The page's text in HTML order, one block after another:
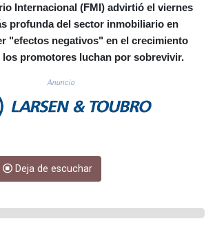
DKK 7.476127
DOP 67.346134
DZD 153.688915
EGP 57.556612
FJD 2.553413
GGP 0.859298
GHS 13.596763
GMD 84.981404
Internacional (FMI) advirtió el viernes
profunda del sector inmobiliario en
"efectos negativos" en el crecimiento
los promotores luchan por sobrevivir.
Anuncio
Deja de escuchar